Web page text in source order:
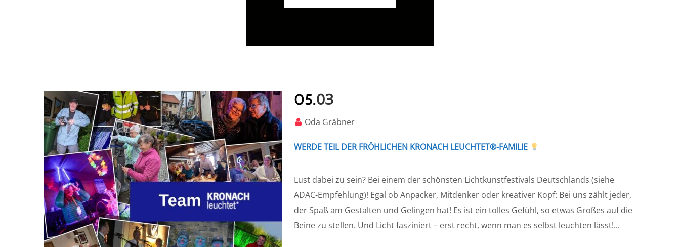
05.03
Oda Gräbner
WERDE TEIL DER FRÖHLICHEN KRONACH LEUCHTET®-FAMILIE
Lust dabei zu sein? Bei einem der schönsten Lichtkunstfestivals Deutschlands (siehe
ADAC-Empfehlung)! Egal ob Anpacker, Mitdenker oder kreativer Kopf: Bei uns zählt jeder,
der Spaß am Gestalten und Gelingen hat! Es ist ein tolles Gefühl, so etwas Großes auf die
Beine zu stellen. Und Licht fasziniert – erst recht, wenn man es selbst leuchten lässt!...